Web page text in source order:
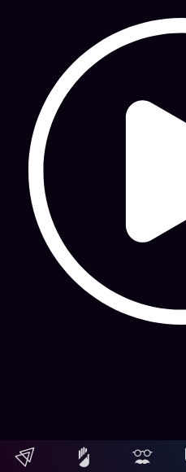
Ortobiología: magia
GASTÓN GIOSCIA
No Toquen Nada • 20/07/2022
Hosting: NetUy -